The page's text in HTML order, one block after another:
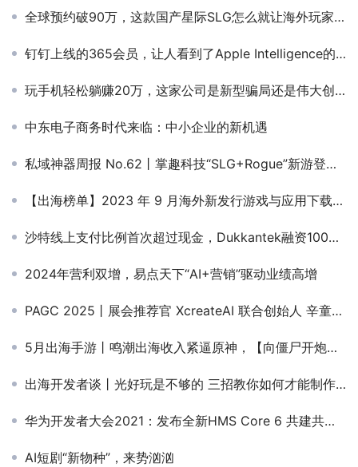
全球预约破90万，这款国产星际SLG怎么就让海外玩家上头了？
钉钉上线的365会员，让人看到了Apple Intelligence的影子
玩手机轻松躺赚20万，这家公司是新型骗局还是伟大创新？
中东电子商务时代来临：中小企业的新机遇
私域神器周报 No.62丨掌趣科技“SLG+Rogue”新游登顶中国港澳台 TikTok将关闭美区半闭环
【出海榜单】2023 年 9 月海外新发行游戏与应用下载榜单
沙特线上支付比例首次超过现金，Dukkantek融资1000万美元，Aramex 快递收入疲软……
2024年营利双增，易点天下“AI+营销”驱动业绩高增
PAGC 2025丨展会推荐官 XcreateAI 联合创始人 辛童、比心传媒 商务负责人 小新、ATM Capital 创始合伙人 碧鸿 邀您参与万人出海展会
5月出海手游丨鸣潮出海收入紧逼原神，【向僵尸开炮】【次神光之觉醒】组队出海
出海开发者谈丨光好玩是不够的 三招教你如何才能制作一款能“赚钱”的游戏
华为开发者大会2021：发布全新HMS Core 6 共建共享HMS新生态
AI短剧“新物种”，来势汹汹